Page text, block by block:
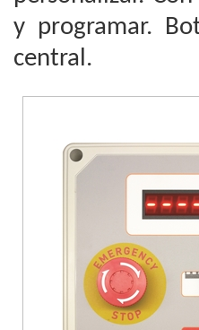
y programar.
central.